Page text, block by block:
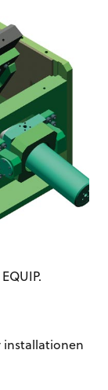
installationen